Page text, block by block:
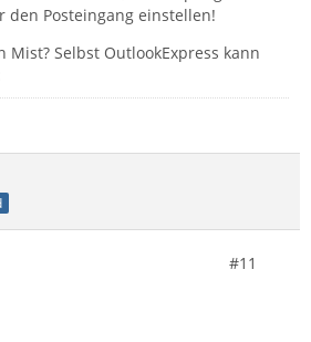
Posteingang einstellen!
Selbst OutlookExpress kann
#11